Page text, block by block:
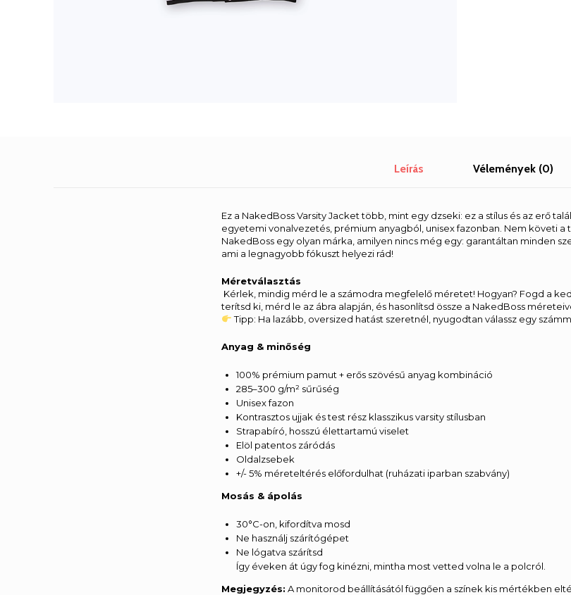
Leírás Vélemények (0)
Ez a NakedBoss Varsity Jacket több, mint egy dzseki: ez a stílus és az erő
egyetemi vonalvezetés, prémium anyagból, unisex fazonban. Nem követi
NakedBoss egy olyan márka, amilyen nincs még egy: garantáltan minden
ami a legnagyobb fókuszt helyezi rád!
Méretválasztás
Kérlek, mindig mérd le a számodra megfelelő méretet! Hogyan? Fogd a
terítsd ki, mérd le az ábra alapján, és hasonlítsd össze a NakedBoss
Tipp: Ha lazább, oversized hatást szeretnél, nyugodtan válassz egy
Anyag & minőség
100% prémium pamut + erős szövésű anyag kombináció
285–300 g/m² sűrűség
Unisex fazon
Kontrasztos ujjak és test rész klasszikus varsity stílusban
Strapabíró, hosszú élettartamú viselet
Elöl patentos záródás
Oldalzsebek
+/- 5% méreteltérés előfordulhat (ruházati iparban szabvány)
Mosás & ápolás
30°C-on, kifordítva mosd
Ne használj szárítógépet
Ne lógatva szárítsd
Így éveken át úgy fog kinézni, mintha most vetted volna le a polcról.
Megjegyzés: A monitorod beállításától függően a színek kis mértékben